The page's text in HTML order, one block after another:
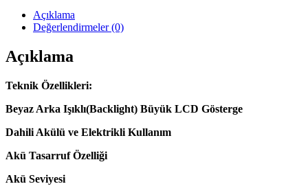
70x80
Komple
Paslanmaz
Baskül
adet
Açıklama
Değerlendirmeler (0)
Açıklama
Teknik Özellikleri:
Beyaz Arka Işıklı(Backlight) Büyük LCD Gösterge
Dahili Akülü ve Elektrikli Kullanım
Akü Tasarruf Özelliği
Akü Seviyesi